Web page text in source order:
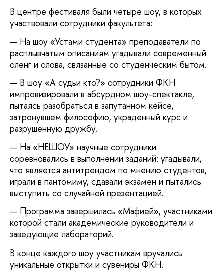
В центре фестиваля были четыре шоу, в которых
участвовали сотрудники факультета:
На шоу «Устами студента» преподаватели по
расплывчатым описаниям угадывали современный
сленг и слова, связанные со студенческим бытом.
В шоу «А судьи кто?» сотрудники ФКН
импровизировали в абсурдном шоу-спектакле,
пытаясь разобраться в запутанном кейсе,
затронувшем философию, украденный курс и
разрушенную дружбу.
На «НЕШОУ» научные сотрудники
соревновались в выполнении заданий: угадывали,
что является антитрендом по мнению студентов,
играли в пантомиму, сдавали экзамен и пытались
выступить со случайной презентацией.
Программа завершилась «Мафией», участниками
которой стали академические руководители и
заведующие лабораторий.
В конце каждого шоу участникам вручались
уникальные открытки и сувениры ФКН.